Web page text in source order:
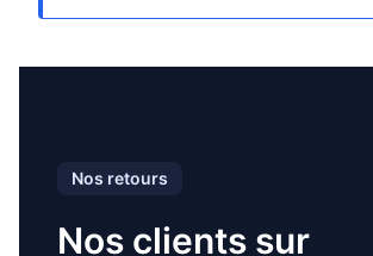
Nos retours
Nos clients sur